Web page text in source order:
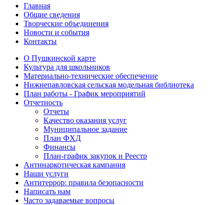
Главная
Общие сведения
Творческие объединения
Новости и события
Контакты
О Пушкинской карте
Культура для школьников
Материально-технические обеспечение
Нижнепавловская сельская модельная библиотека
План работы - График мероприятий
Отчетность
Отчеты
Качество оказания услуг
Муниципальное задание
План ФХД
Финансы
План-график закупок и Реестр
Антинаркотическая кампания
Наши услуги
Антитеррор: правила безопасности
Написать нам
Часто задаваемые вопросы